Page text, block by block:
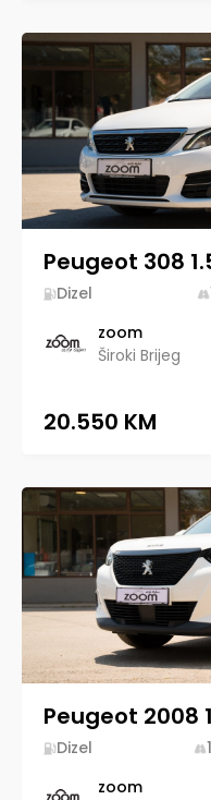
Peugeot 308
Dizel
zoom
Široki Brijeg
20.550 KM
Dizel
zoom